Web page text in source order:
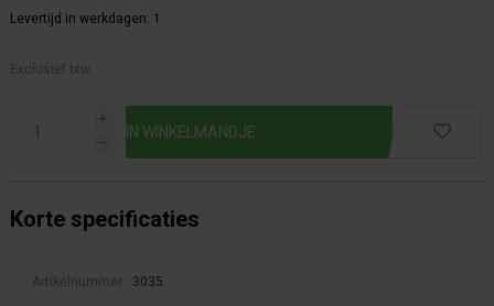
Levertijd in werkdagen: 1
Exclusief btw.
i
h
Korte specificaties
Artikelnummer: 3035